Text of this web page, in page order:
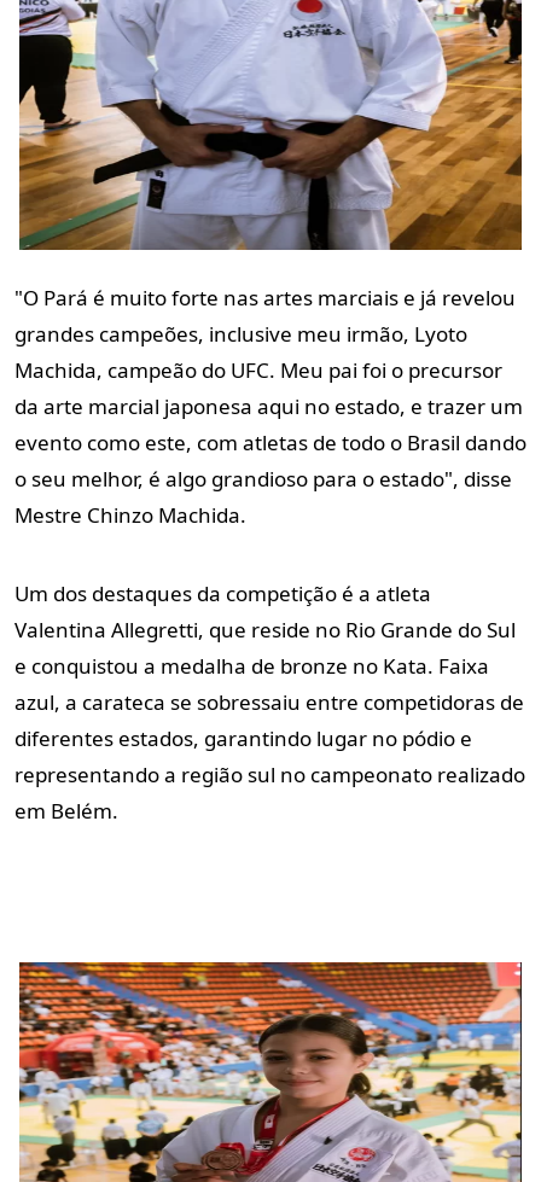
"O Pará é muito forte nas artes marciais e já revelou
grandes campeões, inclusive meu irmão, Lyoto
Machida, campeão do UFC. Meu pai foi o precursor
da arte marcial japonesa aqui no estado, e trazer um
evento como este, com atletas de todo o Brasil dando
o seu melhor, é algo grandioso para o estado", disse
Mestre Chinzo Machida.
Um dos destaques da competição é a atleta
Valentina Allegretti, que reside no Rio Grande do Sul
e conquistou a medalha de bronze no Kata. Faixa
azul, a carateca se sobressaiu entre competidoras de
diferentes estados, garantindo lugar no pódio e
representando a região sul no campeonato realizado
em Belém.